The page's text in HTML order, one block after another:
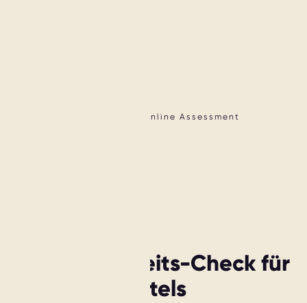
Online Assessment
Nachhaltigkeits-Check für
Hotels